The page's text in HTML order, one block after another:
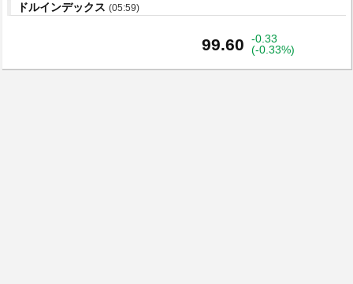
ドルインデックス(05:59)
99.60
-0.33
(-0.33%)